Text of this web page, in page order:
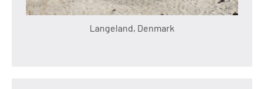
Langeland, Denmark